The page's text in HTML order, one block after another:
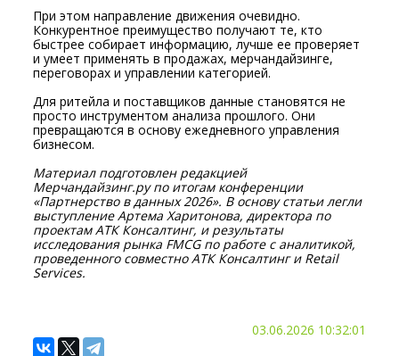
При этом направление движения очевидно.
Конкурентное преимущество получают те, кто
быстрее собирает информацию, лучше ее проверяет
и умеет применять в продажах, мерчандайзинге,
переговорах и управлении категорией.
Для ритейла и поставщиков данные становятся не
просто инструментом анализа прошлого. Они
превращаются в основу ежедневного управления
бизнесом.
Материал подготовлен редакцией
Мерчандайзинг.рупо итогам конференции
«Партнерство в данных 2026». В основу статьи легли
выступление Артема Харитонова, директора по
проектам АТК Консалтинг, и результаты
исследования рынка FMCG по работе с аналитикой,
проведенного совместно АТК Консалтинг и Retail
Services.
03.06.2026 10:32:01